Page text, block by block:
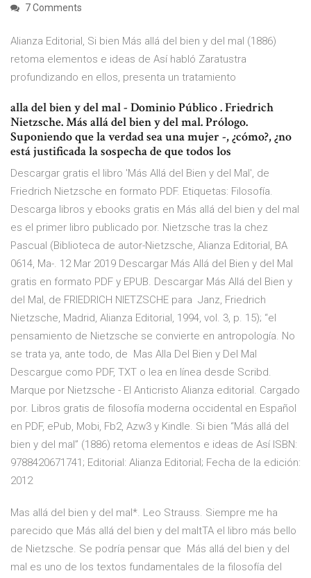
7 Comments
Alianza Editorial, Si bien Más allá del bien y del mal (1886)
retoma elementos e ideas de Así habló Zaratustra
profundizando en ellos, presenta un tratamiento
alla del bien y del mal - Dominio Público . Friedrich
Nietzsche. Más allá del bien y del mal. Prólogo.
Suponiendo que la verdad sea una mujer -, ¿cómo?, ¿no
está justificada la sospecha de que todos los
Descargar gratis el libro 'Más Allá del Bien y del Mal', de
Friedrich Nietzsche en formato PDF. Etiquetas: Filosofía.
Descarga libros y ebooks gratis en Más allá del bien y del mal
es el primer libro publicado por. Nietzsche tras la chez
Pascual (Biblioteca de autor-Nietzsche, Alianza Editorial, BA
0614, Ma-. 12 Mar 2019 Descargar Más Allá del Bien y del Mal
gratis en formato PDF y EPUB. Descargar Más Allá del Bien y
del Mal, de FRIEDRICH NIETZSCHE para Janz, Friedrich
Nietzsche, Madrid, Alianza Editorial, 1994, vol. 3, p. 15); “el
pensamiento de Nietzsche se convierte en antropología. No
se trata ya, ante todo, de Mas Alla Del Bien y Del Mal
Descargue como PDF, TXT o lea en línea desde Scribd.
Marque por Nietzsche - El Anticristo Alianza editorial. Cargado
por. Libros gratis de filosofía moderna occidental en Español
en PDF, ePub, Mobi, Fb2, Azw3 y Kindle. Si bien “Más allá del
bien y del mal” (1886) retoma elementos e ideas de Así ISBN:
9788420671741; Editorial: Alianza Editorial; Fecha de la edición:
2012
Mas allá del bien y del mal*. Leo Strauss. Siempre me ha
parecido que Más allá del bien y del maltTA el libro más bello
de Nietzsche. Se podría pensar que Más allá del bien y del
mal es uno de los textos fundamentales de la filosofía del